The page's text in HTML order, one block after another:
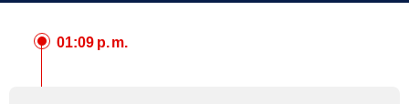
01:09 p. m.